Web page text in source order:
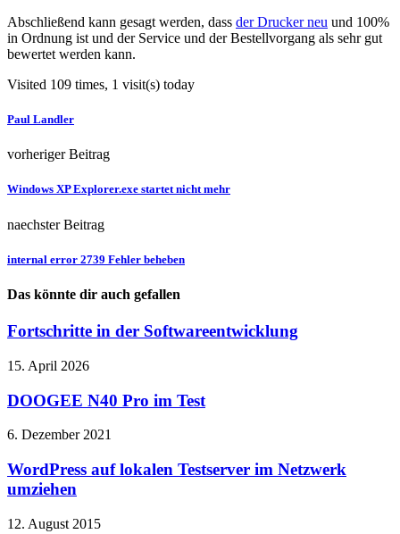
Abschließend kann gesagt werden, dass der Drucker neu und 100%
in Ordnung ist und der Service und der Bestellvorgang als sehr gut
bewertet werden kann.
Visited 109 times, 1 visit(s) today
Paul Landler
vorheriger Beitrag
Windows XP Explorer.exe startet nicht mehr
naechster Beitrag
internal error 2739 Fehler beheben
Das könnte dir auch gefallen
Fortschritte in der Softwareentwicklung
15. April 2026
DOOGEE N40 Pro im Test
6. Dezember 2021
WordPress auf lokalen Testserver im Netzwerk
umziehen
12. August 2015